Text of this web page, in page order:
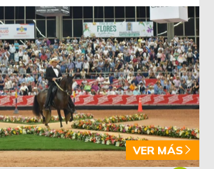
VER MÁS